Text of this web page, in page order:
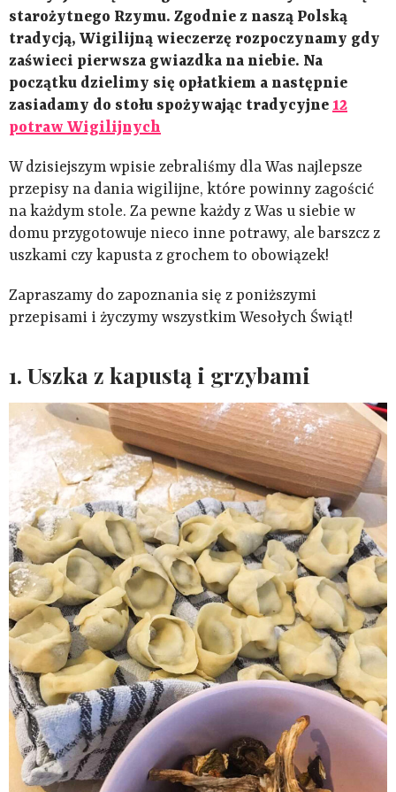
starożytnego Rzymu. Zgodnie z naszą Polską
tradycją, Wigilijną wieczerzę rozpoczynamy gdy
zaświeci pierwsza gwiazdka na niebie. Na
początku dzielimy się opłatkiem a następnie
zasiadamy do stołu spożywając tradycyjne 12
potraw Wigilijnych
W dzisiejszym wpisie zebraliśmy dla Was najlepsze
przepisy na dania wigilijne, które powinny zagościć
na każdym stole. Za pewne każdy z Was u siebie w
domu przygotowuje nieco inne potrawy, ale barszcz z
uszkami czy kapusta z grochem to obowiązek!
Zapraszamy do zapoznania się z poniższymi
przepisami i życzymy wszystkim Wesołych Świąt!
1. Uszka z kapustą i grzybami